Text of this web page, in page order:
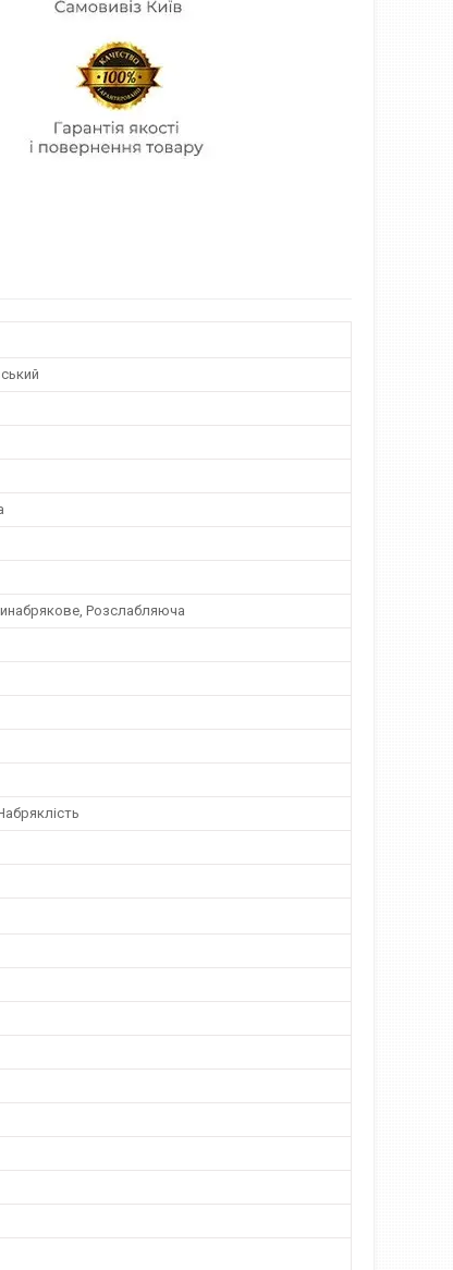
Розслабляюча